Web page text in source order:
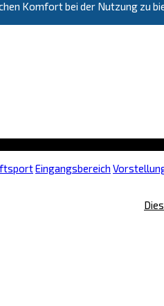
Komfort bei der Nutzung zu
Eingangsbereich